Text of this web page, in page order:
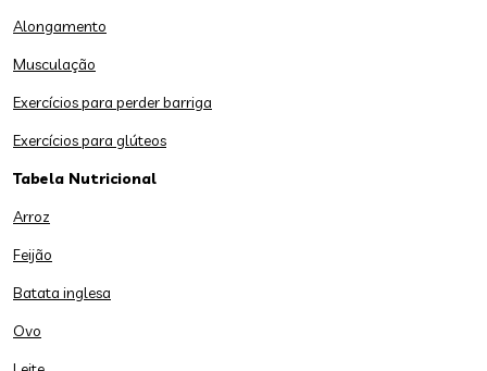
Alongamento
Musculação
Exercícios para perder barriga
Exercícios para glúteos
Tabela Nutricional
Arroz
Feijão
Batata inglesa
Ovo